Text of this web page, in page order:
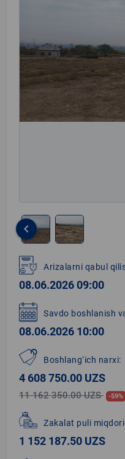
1
of
2
keyboard_arrow_left
Arizalarni qabul
08.06.2026 09:00
Savdo boshlanish
08.06.2026 10:00
Boshlang‘ich narxi:
4 608 750.00 UZS
11 162 350.00 UZS -59%
Zakalat puli miqdori
1 152 187.50 UZS